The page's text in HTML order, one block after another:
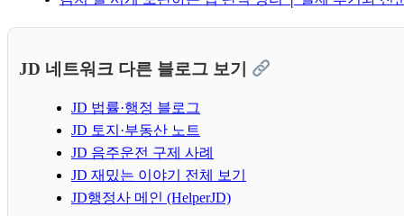
JD 네트워크 다른 블로그 보기
JD 법률·행정 블로그
JD 토지·부동산 노트
JD 음주운전 구제 사례
JD 재밌는 이야기 전체 보기
JD행정사 메인 (HelperJD)